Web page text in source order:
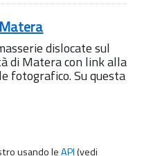
dislocate sul
di Matera con link alla
fotografico. Su questa
usando leAPI(vedi